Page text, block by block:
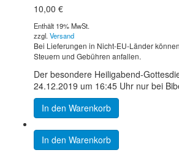
10,00 €
Enthält 19% MwSt.
zzgl. Versand
Bei Lieferungen in Nicht-EU-Länder
Steuern und Gebühren anfallen.
Der besondere Heiligabend-
24.12.2019 um 16:45 Uhr nur bei
In den Warenkorb
In den Warenkorb